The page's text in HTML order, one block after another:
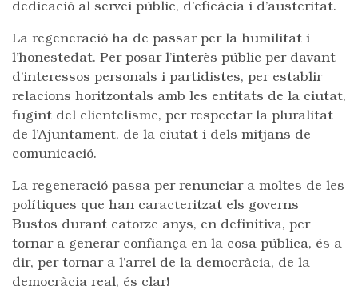
dedicació al servei públic, d’eficàcia i d’austeritat.
La regeneració ha de passar per la humilitat i
l’honestedat. Per posar l’interès públic per davant
d’interessos personals i partidistes, per establir
relacions horitzontals amb les entitats de la ciutat,
fugint del clientelisme, per respectar la pluralitat
de l’Ajuntament, de la ciutat i dels mitjans de
comunicació.
La regeneració passa per renunciar a moltes de les
polítiques que han caracteritzat els governs
Bustos durant catorze anys, en definitiva, per
tornar a generar confiança en la cosa pública, és a
dir, per tornar a l’arrel de la democràcia, de la
democràcia real, és clar!